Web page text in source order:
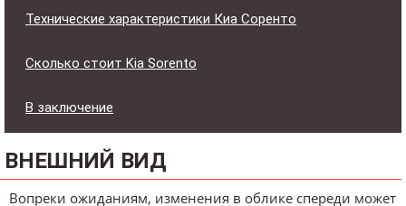
Технические характеристики Киа Соренто
Сколько стоит Kia Sorento
В заключение
ВНЕШНИЙ ВИД
Вопреки ожиданиям, изменения в облике спереди может